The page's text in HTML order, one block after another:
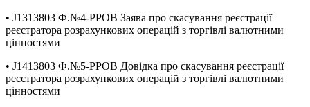
• J1313803 Ф.№4-РРОВ Заява про скасування реєстрації
реєстратора розрахункових операцій з торгівлі валютними
цінностями
• J1413803 Ф.№5-РРОВ Довідка про скасування реєстрації
реєстратора розрахункових операцій з торгівлі валютними
цінностями